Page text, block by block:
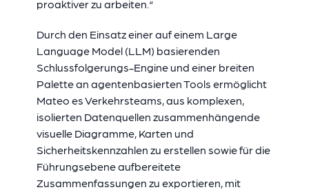
proaktiver zu arbeiten.“
Durch den Einsatz einer auf einem Large
Language Model (LLM) basierenden
Schlussfolgerungs-Engine und einer breiten
Palette an agentenbasierten Tools ermöglicht
Mateo es Verkehrsteams, aus komplexen,
isolierten Datenquellen zusammenhängende
visuelle Diagramme, Karten und
Sicherheitskennzahlen zu erstellen sowie für die
Führungsebene aufbereitete
Zusammenfassungen zu exportieren, mit